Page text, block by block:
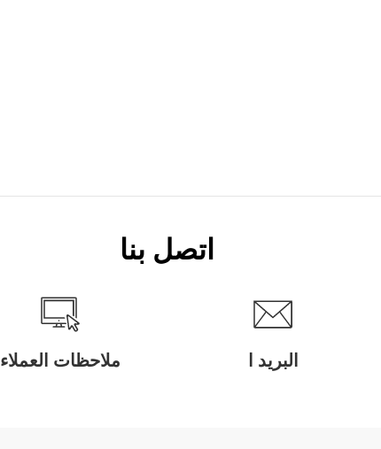
اتصل بنا
البريد ا ملاحظات العملاء